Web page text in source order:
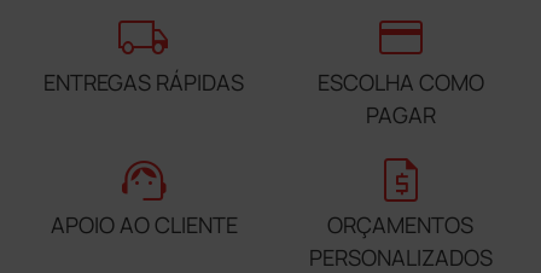
local_shipping
ENTREGAS RÁPIDAS
credit_card
ESCOLHA COMO
PAGAR
support_agent
APOIO AO CLIENTE
request_quote
ORÇAMENTOS
PERSONALIZADOS